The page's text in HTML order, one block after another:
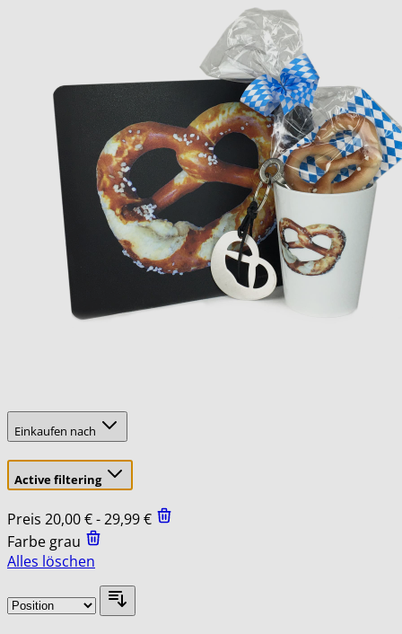
Einkaufen nach
Active filtering
Preis 20,00 € - 29,99 €
Farbegrau
Alles löschen
to
product